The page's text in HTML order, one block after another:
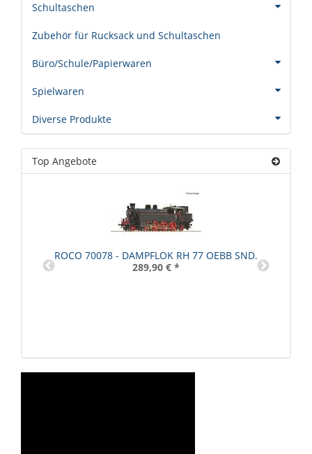
Schultaschen
Zubehör für Rucksack und Schultaschen
Büro/Schule/Papierwaren
Spielwaren
Diverse Produkte
Top Angebote
ROCO 70078 - DAMPFLOK RH 77 OEBB SND.
289,90 € *